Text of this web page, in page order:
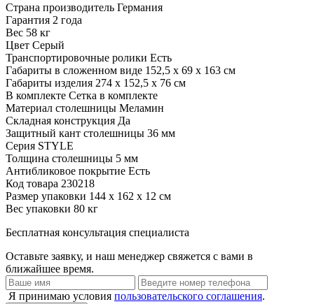
Страна производитель Германия
Гарантия 2 года
Вес 58 кг
Цвет Серый
Транспортировочные ролики Есть
Габариты в сложенном виде 152,5 х 69 х 163 см
Габариты изделия 274 х 152,5 х 76 см
В комплекте Сетка в комплекте
Материал столешницы Меламин
Складная конструкция Да
Защитный кант столешницы 36 мм
Серия STYLE
Толщина столешницы 5 мм
Антибликовое покрытие Есть
Код товара 230218
Размер упаковки 144 х 162 х 12 см
Вес упаковки 80 кг
Бесплатная консультация специалиста
Оставьте заявку, и наш менеджер свяжется с вами в
ближайшее время.
Я принимаю условия пользовательского соглашения.